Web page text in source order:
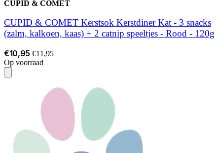
CUPID & COMET
CUPID & COMET Kerstsok Kerstdiner Kat - 3 snacks
(zalm, kalkoen, kaas) + 2 catnip speeltjes - Rood - 120g
€10,95 €11,95
Op voorraad